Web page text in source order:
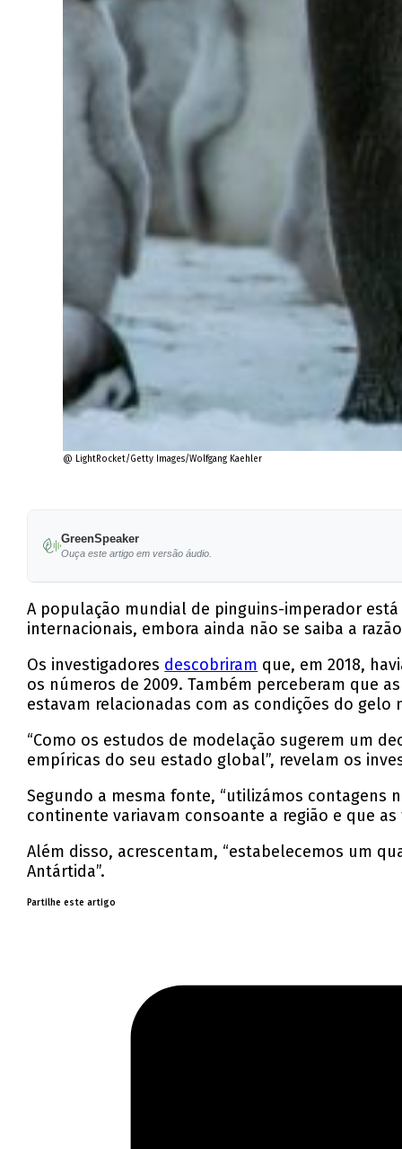
@ LightRocket/Getty Images/Wolfgang Kaehler
GreenSpeaker
Ouça este artigo em versão áudio.
A população mundial de pinguins-imperador
internacionais, embora ainda não se saiba a
Os investigadores descobriram que, em 2018,
os números de 2009. Também perceberam que
estavam relacionadas com as condições do gelo
“Como os estudos de modelação sugerem um
empíricas do seu estado global”, revelam os
Segundo a mesma fonte, “utilizámos contagens
continente variavam consoante a região e que
Além disso, acrescentam, “estabelecemos um
Antártida”.
Partilhe este artigo